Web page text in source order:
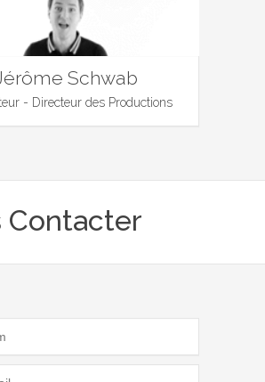
Schwab
- Directeur des Productions
Contacter